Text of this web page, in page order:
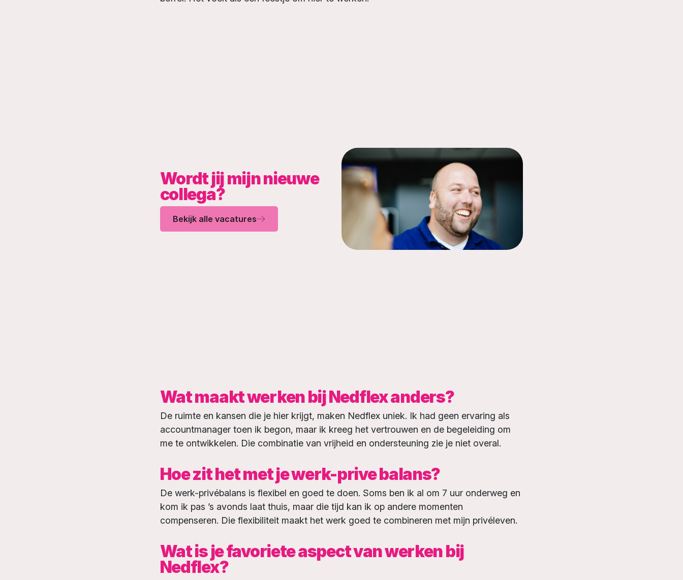
Wordt jij mijn nieuwe
collega?
Bekijk alle vacatures
Wat maakt werken bij Nedflex anders?
De ruimte en kansen die je hier krijgt, maken Nedflex uniek. Ik had geen ervaring als
accountmanager toen ik begon, maar ik kreeg het vertrouwen en de begeleiding om
me te ontwikkelen. Die combinatie van vrijheid en ondersteuning zie je niet overal.
Hoe zit het met je werk-prive balans?
De werk-privébalans is flexibel en goed te doen. Soms ben ik al om 7 uur onderweg en
kom ik pas ’s avonds laat thuis, maar die tijd kan ik op andere momenten
compenseren. Die flexibiliteit maakt het werk goed te combineren met mijn privéleven.
Wat is je favoriete aspect van werken bij
Nedflex?